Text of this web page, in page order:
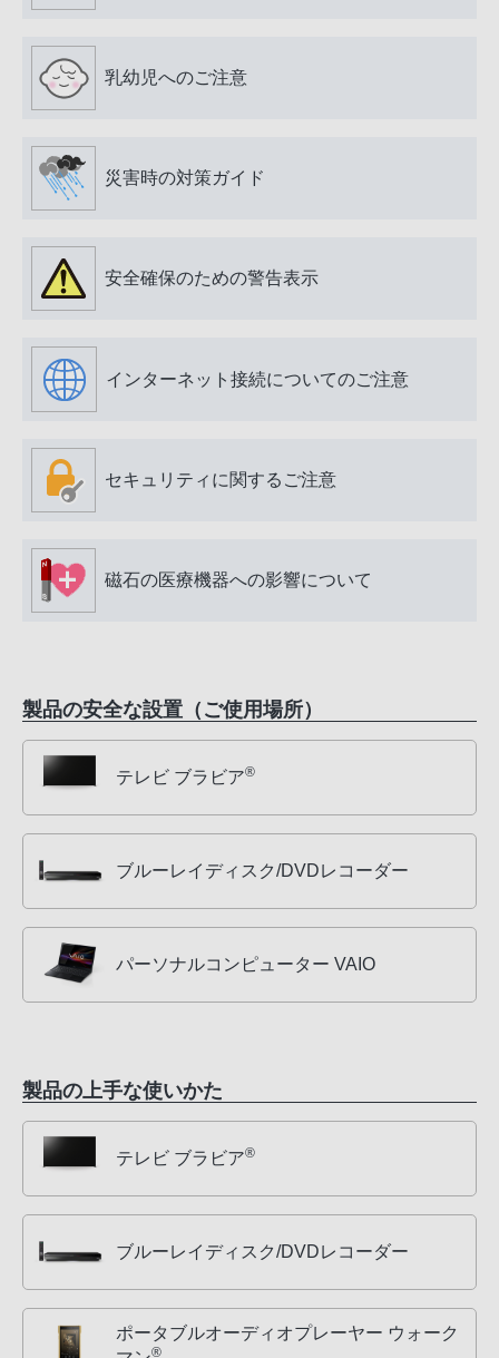
乳幼児へのご注意
災害時の対策ガイド
安全確保のための警告表示
インターネット接続についてのご注意
セキュリティに関するご注意
磁石の医療機器への影響について
製品の安全な設置（ご使用場所）
テレビ ブラビア®
ブルーレイディスク/DVDレコーダー
パーソナルコンピューター VAIO
製品の上手な使いかた
テレビ ブラビア®
ブルーレイディスク/DVDレコーダー
ポータブルオーディオプレーヤー ウォーク
®